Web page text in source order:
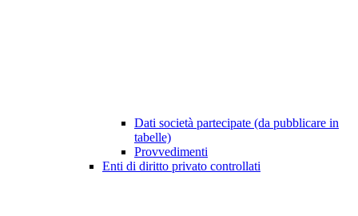
Dati società partecipate (da pubblicare in
tabelle)
Provvedimenti
Enti di diritto privato controllati